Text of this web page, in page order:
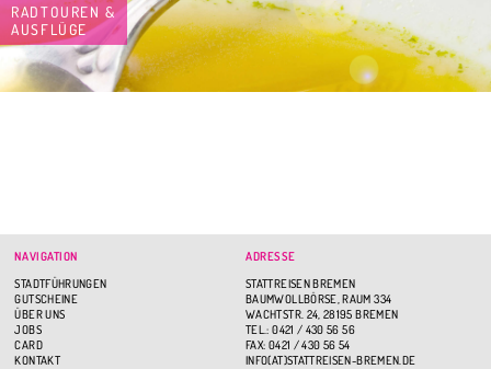
RADTOUREN &
AUSFLÜGE
NAVIGATION
STADTFÜHRUNGEN
GUTSCHEINE
ÜBER UNS
JOBS
CARD
KONTAKT
ADRESSE
STATTREISEN BREMEN
BAUMWOLLBÖRSE, RAUM 334
WACHTSTR. 24, 28195 BREMEN
TEL.: 0421 / 430 56 56
FAX: 0421 / 430 56 54
INFO(AT)STATTREISEN-BREMEN.DE